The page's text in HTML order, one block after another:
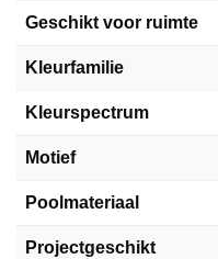
Geschikt voor ruimte
Kleurfamilie
Kleurspectrum
Motief
Poolmateriaal
Projectgeschikt